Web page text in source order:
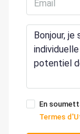
En
Termes